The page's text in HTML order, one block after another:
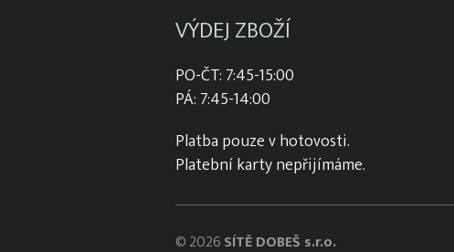
VÝDEJ ZBOŽÍ
PO-ČT: 7:45-15:00
PÁ: 7:45-14:00
Platba pouze v hotovosti.
Platební karty nepřijímáme.
© 2026SÍTĚ DOBEŠ s.r.o.